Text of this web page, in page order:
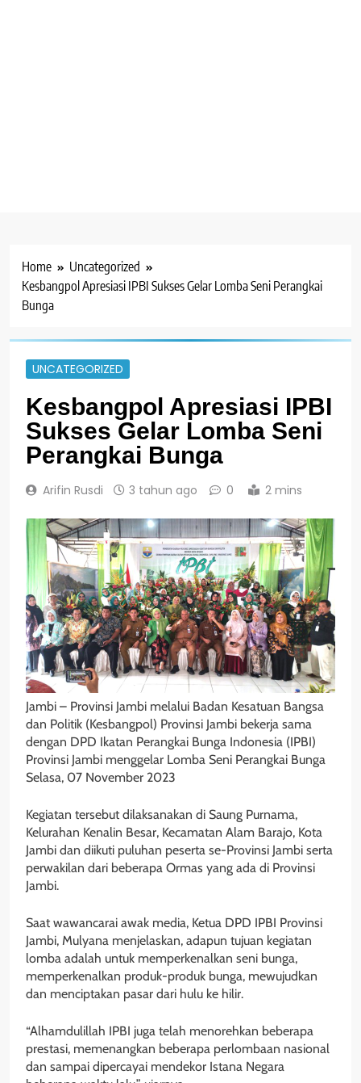
Home
Uncategorized
Kesbangpol Apresiasi IPBI Sukses Gelar Lomba Seni Perangkai
Bunga
UNCATEGORIZED
Kesbangpol Apresiasi IPBI
Sukses Gelar Lomba Seni
Perangkai Bunga
Arifin Rusdi 3 tahun ago 0 2 mins
Jambi – Provinsi Jambi melalui Badan Kesatuan Bangsa
dan Politik (Kesbangpol) Provinsi Jambi bekerja sama
dengan DPD Ikatan Perangkai Bunga Indonesia (IPBI)
Provinsi Jambi menggelar Lomba Seni Perangkai Bunga
Selasa, 07 November 2023
Kegiatan tersebut dilaksanakan di Saung Purnama,
Kelurahan Kenalin Besar, Kecamatan Alam Barajo, Kota
Jambi dan diikuti puluhan peserta se-Provinsi Jambi serta
perwakilan dari beberapa Ormas yang ada di Provinsi
Jambi.
Saat wawancarai awak media, Ketua DPD IPBI Provinsi
Jambi, Mulyana menjelaskan, adapun tujuan kegiatan
lomba adalah untuk memperkenalkan seni bunga,
memperkenalkan produk-produk bunga, mewujudkan
dan menciptakan pasar dari hulu ke hilir.
“Alhamdulillah IPBI juga telah menorehkan beberapa
prestasi, memenangkan beberapa perlombaan nasional
dan sampai dipercayai mendekor Istana Negara